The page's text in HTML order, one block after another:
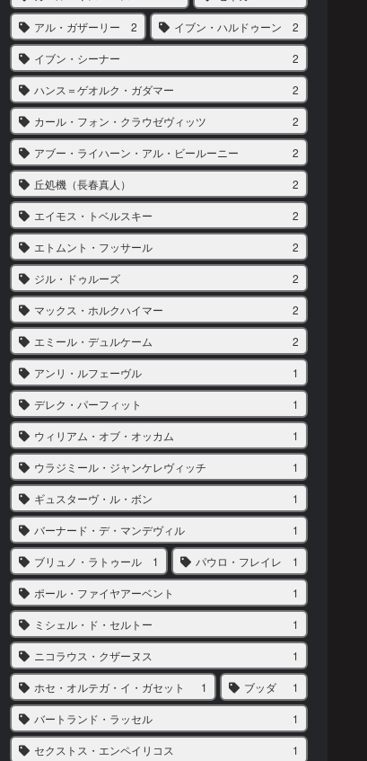
アル・ガザーリー 2 イブン・ハルドゥーン 2
イブン・シーナー 2
ハンス＝ゲオルク・ガダマー 2
カール・フォン・クラウゼヴィッツ 2
アブー・ライハーン・アル・ビールーニー 2
丘処機（長春真人） 2
エイモス・トベルスキー 2
エトムント・フッサール 2
ジル・ドゥルーズ 2
マックス・ホルクハイマー 2
エミール・デュルケーム 2
アンリ・ルフェーヴル 1
デレク・パーフィット 1
ウィリアム・オブ・オッカム 1
ウラジミール・ジャンケレヴィッチ 1
ギュスターヴ・ル・ボン 1
バーナード・デ・マンデヴィル 1
ブリュノ・ラトゥール 1 パウロ・フレイレ 1
ポール・ファイヤアーベント 1
ミシェル・ド・セルトー 1
ニコラウス・クザーヌス 1
ホセ・オルテガ・イ・ガセット 1 ブッダ 1
バートランド・ラッセル 1
セクストス・エンペイリコス 1